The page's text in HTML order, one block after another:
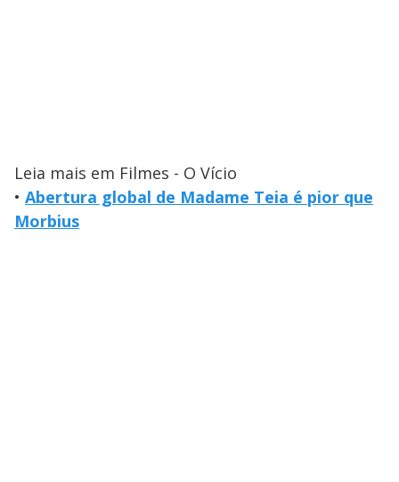
Leia mais em Filmes - O Vício
• Abertura global de Madame Teia é pior que
Morbius